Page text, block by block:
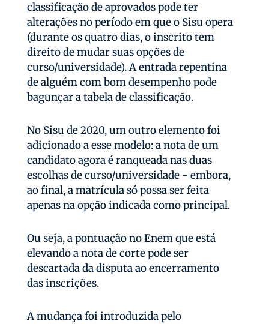
classificação de aprovados pode ter
alterações no período em que o Sisu opera
(durante os quatro dias, o inscrito tem
direito de mudar suas opções de
curso/universidade). A entrada repentina
de alguém com bom desempenho pode
bagunçar a tabela de classificação.
No Sisu de 2020, um outro elemento foi
adicionado a esse modelo: a nota de um
candidato agora é ranqueada nas duas
escolhas de curso/universidade - embora,
ao final, a matrícula só possa ser feita
apenas na opção indicada como principal.
Ou seja, a pontuação no Enem que está
elevando a nota de corte pode ser
descartada da disputa ao encerramento
das inscrições.
A mudança foi introduzida pelo